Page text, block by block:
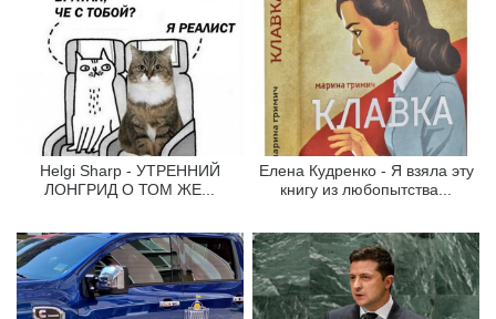
Helgi Sharp - УТРЕННИЙ
ЛОНГРИД О ТОМ ЖЕ...
Елена Кудренко - Я взяла эту
книгу из любопытства...